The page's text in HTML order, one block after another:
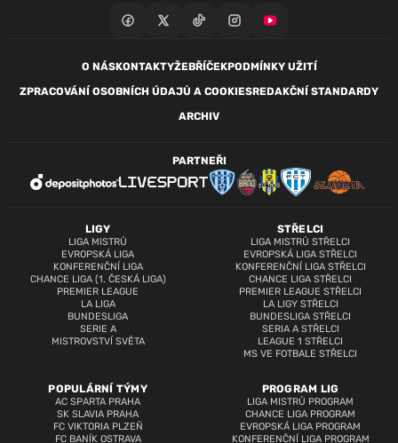
O NÁSKONTAKTYŽEBŘÍČEKPODMÍNKY UŽITÍ
ZPRACOVÁNÍ OSOBNÍCH ÚDAJŮ A COOKIESREDAKČNÍ STANDARDY
ARCHIV
LIGY
LIGA MISTRŮ
EVROPSKÁ LIGA
KONFERENČNÍ LIGA
CHANCE LIGA (1. ČESKÁ LIGA)
PREMIER LEAGUE
LA LIGA
BUNDESLIGA
SERIE A
MISTROVSTVÍ SVĚTA
STŘELCI
LIGA MISTRŮ STŘELCI
EVROPSKÁ LIGA STŘELCI
KONFERENČNÍ LIGA STŘELCI
CHANCE LIGA STŘELCI
PREMIER LEAGUE STŘELCI
LA LIGY STŘELCI
BUNDESLIGA STŘELCI
SERIA A STŘELCI
LEAGUE 1 STŘELCI
MS VE FOTBALE STŘELCI
POPULÁRNÍ TÝMY
AC SPARTA PRAHA
SK SLAVIA PRAHA
FC VIKTORIA PLZEŇ
FC BANÍK OSTRAVA
PROGRAM LIG
LIGA MISTRŮ PROGRAM
CHANCE LIGA PROGRAM
EVROPSKÁ LIGA PROGRAM
KONFERENČNÍ LIGA PROGRAM
PARTNEŘI